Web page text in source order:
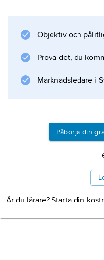
Information
Objektiv och
Prova det, du
Marknadsledare i
Påbörja din
Är du lärare? Starta din